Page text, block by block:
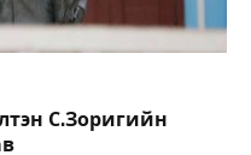
С.Зоригийн